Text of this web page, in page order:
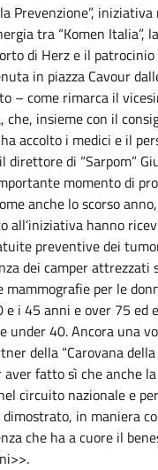
Prevenzione”, iniziativa
tra “Komen Italia”,
di Herz e il
in piazza Cavour
– come rimarca il
che, insieme con il
accolto i medici e il
direttore di “Sarpom”
momento di
anche lo scorso
all’iniziativa hanno
preventive dei
dei camper attrezzati
per le
e i 45 anni e over 75 ed
under 40. Ancora una
della “Carovana della
aver fatto sì che anche
circuito nazionale e
in maniera
che ha a cuore il